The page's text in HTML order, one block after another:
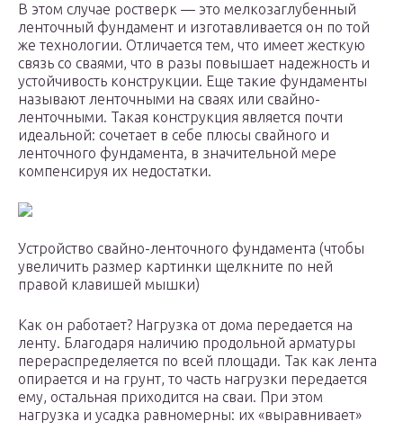
В этом случае ростверк — это мелкозаглубенный
ленточный фундамент и изготавливается он по той
же технологии. Отличается тем, что имеет жесткую
связь со сваями, что в разы повышает надежность и
устойчивость конструкции. Еще такие фундаменты
называют ленточными на сваях или свайно-
ленточными. Такая конструкция является почти
идеальной: сочетает в себе плюсы свайного и
ленточного фундамента, в значительной мере
компенсируя их недостатки.
Устройство свайно-ленточного фундамента (чтобы
увеличить размер картинки щелкните по ней
правой клавишей мышки)
Как он работает? Нагрузка от дома передается на
ленту. Благодаря наличию продольной арматуры
перераспределяется по всей площади. Так как лента
опирается и на грунт, то часть нагрузки передается
ему, остальная приходится на сваи. При этом
нагрузка и усадка равномерны: их «выравнивает»